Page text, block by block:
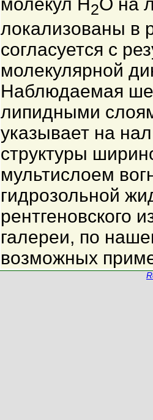
2
локализованы в
согласуется с
молекулярной
Наблюдаемая
липидными
указывает на
структуры
мультислоем
гидрозольной
рентгеновского
галереи, по
возможных